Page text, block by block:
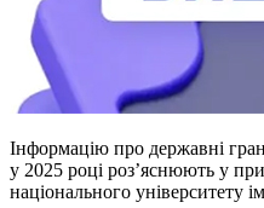
Інформацію про державні
у 2025 році роз’яснюють у
національного університету